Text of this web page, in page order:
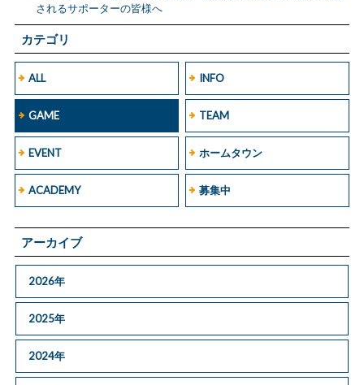
カテゴリ
ALL INFO
GAME TEAM
EVENT ホームタウン
ACADEMY 募集中
アーカイブ
2026年
2025年
2024年
されるサポーターの皆様へ